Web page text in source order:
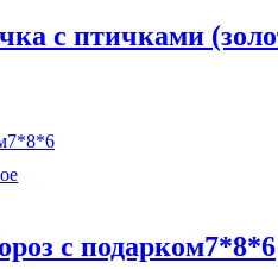
с птичками
с подарком7*8*6